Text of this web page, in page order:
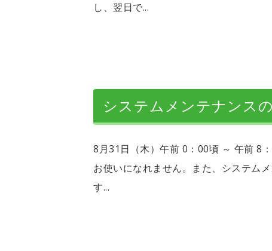
し、翌日で...
システムメンテナンス
8月31日（木）午前 0：00頃 ～ 午前 8
お使いになれません。また、システム
す...